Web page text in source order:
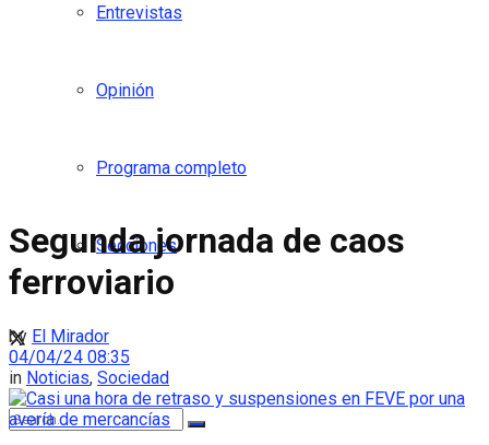
Entrevistas
Opinión
Programa completo
Secciones
Segunda jornada de caos
ferroviario
by El Mirador
04/04/24 08:35
in Noticias, Sociedad